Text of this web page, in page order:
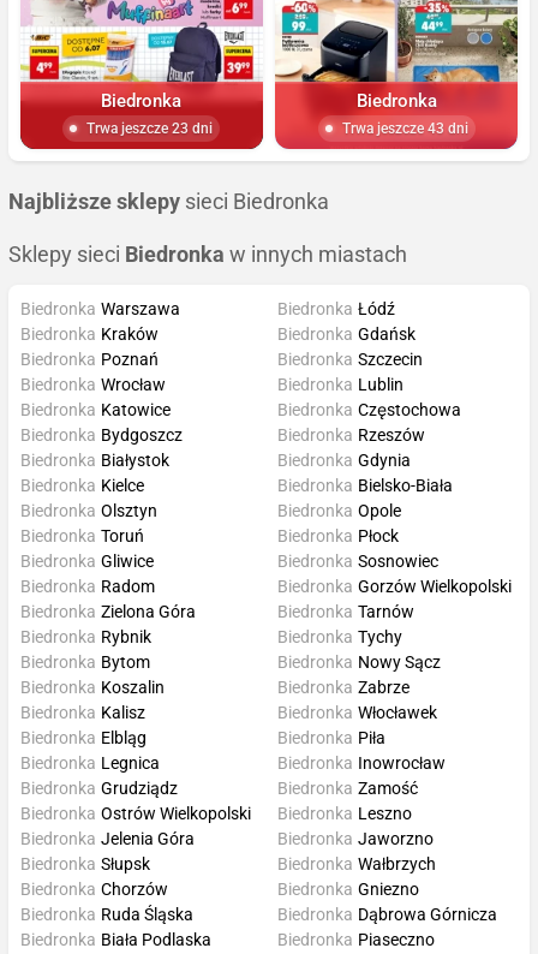
Biedronka
Trwa jeszcze 23 dni
Biedronka
Trwa jeszcze 43 dni
Najbliższe sklepy sieci Biedronka
Sklepy sieci Biedronka w innych miastach
Biedronka Warszawa
Biedronka Kraków
Biedronka Poznań
Biedronka Wrocław
Biedronka Łódź
Biedronka Gdańsk
Biedronka Szczecin
Biedronka Lublin
Biedronka Katowice
Biedronka Bydgoszcz
Biedronka Białystok
Biedronka Kielce
Biedronka Częstochowa
Biedronka Rzeszów
Biedronka Gdynia
Biedronka Bielsko-Biała
Biedronka Olsztyn
Biedronka Toruń
Biedronka Gliwice
Biedronka Radom
Biedronka Opole
Biedronka Płock
Biedronka Sosnowiec
Biedronka Gorzów Wielkopolski
Biedronka Zielona Góra
Biedronka Rybnik
Biedronka Bytom
Biedronka Koszalin
Biedronka Tarnów
Biedronka Tychy
Biedronka Nowy Sącz
Biedronka Zabrze
Biedronka Kalisz
Biedronka Elbląg
Biedronka Legnica
Biedronka Grudziądz
Biedronka Włocławek
Biedronka Piła
Biedronka Inowrocław
Biedronka Zamość
Biedronka Ostrów Wielkopolski
Biedronka Jelenia Góra
Biedronka Słupsk
Biedronka Chorzów
Biedronka Leszno
Biedronka Jaworzno
Biedronka Wałbrzych
Biedronka Gniezno
Biedronka Ruda Śląska
Biedronka Biała Podlaska
Biedronka Dąbrowa Górnicza
Biedronka Piaseczno